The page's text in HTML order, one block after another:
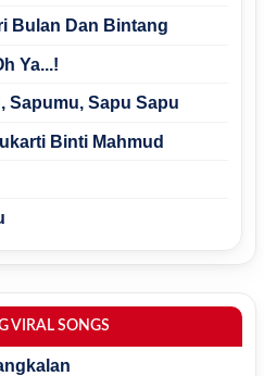
Bulan Dan Bintang
Ya...!
Sapumu, Sapu Sapu
Binti Mahmud
VIRAL SONGS